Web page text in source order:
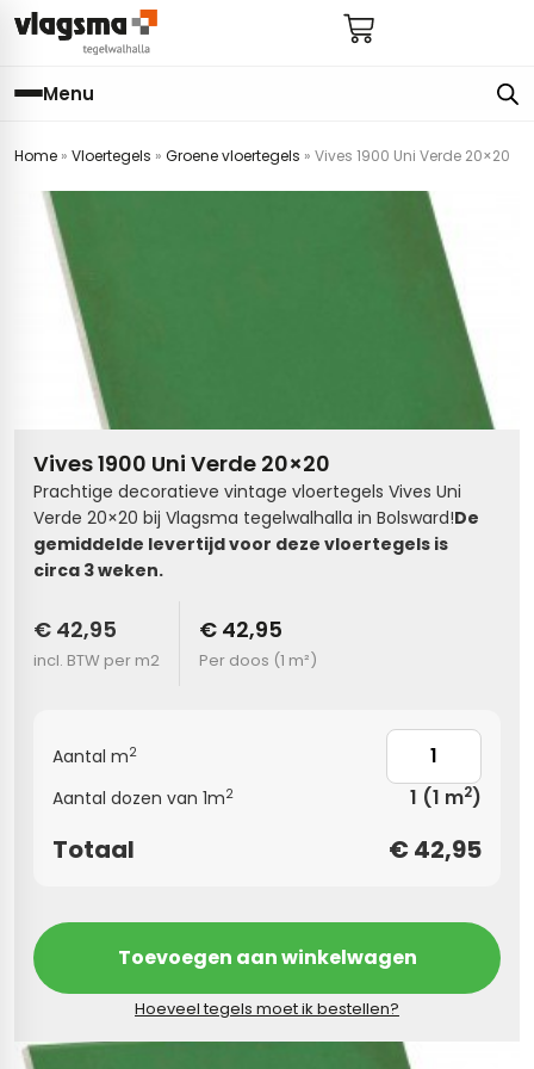
Menu
Home » Vloertegels » Groene vloertegels » Vives 1900 Uni Verde 20×20
Vives 1900 Uni Verde 20×20
Prachtige decoratieve vintage vloertegels Vives Uni
Verde 20×20 bij Vlagsma tegelwalhalla in Bolsward!De
gemiddelde levertijd voor deze vloertegels is
circa 3 weken.
€ 42,95
incl. BTW per m2
€ 42,95
Per doos (1 m²)
Aantal m2
Aantal dozen van 1m2 1 (1 m2)
Totaal € 42,95
Toevoegen aan winkelwagen
Hoeveel tegels moet ik bestellen?
badkamer
woonkamer
(kloostertegels)
tegels
badkamer
bijkeuken
toilet
wandtegels
betonlook
marmerlook
tegels
(tot €25)